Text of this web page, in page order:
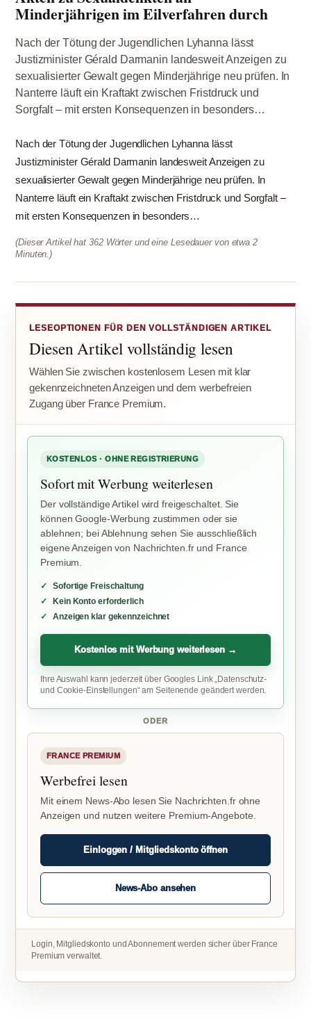
Minderjährigen im Eilverfahren durch
Nach der Tötung der Jugendlichen Lyhanna lässt
Justizminister Gérald Darmanin landesweit Anzeigen zu
sexualisierter Gewalt gegen Minderjährige neu prüfen. In
Nanterre läuft ein Kraftakt zwischen Fristdruck und
Sorgfalt – mit ersten Konsequenzen in besonders…
Nach der Tötung der Jugendlichen Lyhanna lässt
Justizminister Gérald Darmanin landesweit Anzeigen zu
sexualisierter Gewalt gegen Minderjährige neu prüfen. In
Nanterre läuft ein Kraftakt zwischen Fristdruck und Sorgfalt –
mit ersten Konsequenzen in besonders…
(Dieser Artikel hat 362 Wörter und eine Lesedauer von etwa 2
Minuten.)
LESEOPTIONEN FÜR DEN VOLLSTÄNDIGEN ARTIKEL
Diesen Artikel vollständig lesen
Wählen Sie zwischen kostenlosem Lesen mit klar
gekennzeichneten Anzeigen und dem werbefreien
Zugang über France Premium.
KOSTENLOS · OHNE REGISTRIERUNG
Sofort mit Werbung weiterlesen
Der vollständige Artikel wird freigeschaltet. Sie
können Google-Werbung zustimmen oder sie
ablehnen; bei Ablehnung sehen Sie ausschließlich
eigene Anzeigen von Nachrichten.fr und France
Premium.
Sofortige Freischaltung
Kein Konto erforderlich
Anzeigen klar gekennzeichnet
Kostenlos mit Werbung weiterlesen →
Ihre Auswahl kann jederzeit über Googles Link „Datenschutz-
und Cookie-Einstellungen“ am Seitenende geändert werden.
ODER
FRANCE PREMIUM
Werbefrei lesen
Mit einem News-Abo lesen Sie Nachrichten.fr ohne
Anzeigen und nutzen weitere Premium-Angebote.
Einloggen / Mitgliedskonto öffnen
News-Abo ansehen
Login, Mitgliedskonto und Abonnement werden sicher über France
Premium verwaltet.